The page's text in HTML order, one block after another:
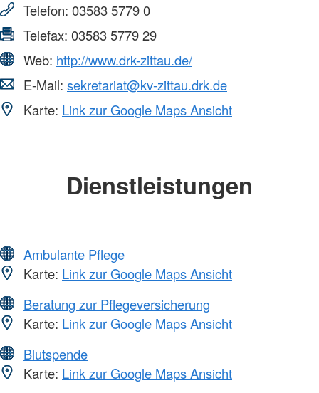
Telefon: 03583 5779 0
Telefax: 03583 5779 29
Web: http://www.drk-zittau.de/
E-Mail: sekretariat@kv-zittau.drk.de
Karte: Link zur Google Maps Ansicht
Dienstleistungen
Ambulante Pflege
Karte: Link zur Google Maps Ansicht
Beratung zur Pflegeversicherung
Karte: Link zur Google Maps Ansicht
Blutspende
Karte: Link zur Google Maps Ansicht